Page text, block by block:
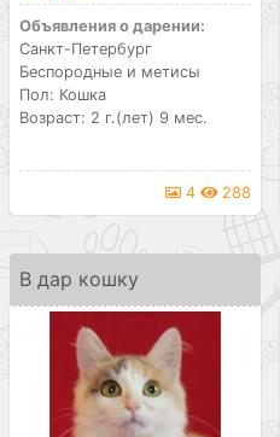
Объявления о дарении:
Санкт-Петербург
Беспородные и метисы
Пол: Кошка
Возраст: 2 г.(лет) 9 мес.
4 288
В дар кошку